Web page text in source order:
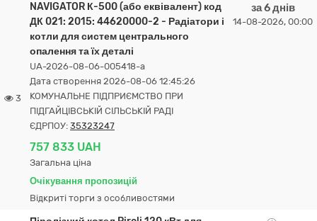
3
NAVIGATOR К-500 (або еквівалент) код
ДК 021: 2015: 44620000-2 - Радіатори і
котли для систем центрального
опалення та їх деталі
UA-2026-08-06-005418-a
Дата створення 2026-08-06 12:45:26
КОМУНАЛЬНЕ ПІДПРИЄМСТВО ПРИ
ПІДГАЙЦІВСЬКІЙ СІЛЬСЬКІЙ РАДІ
ЄДРПОУ: 35323247
757 833 UAH
Загальна ціна
Очікування пропозицій
Відкриті торги з особливостями
за 6 днів
14-08-2026, 00:00